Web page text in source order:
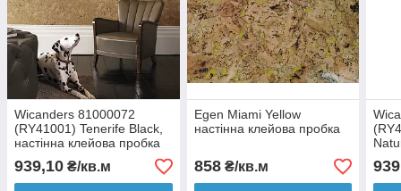
Wicanders 81000072
(RY41001) Tenerife Black,
настінна клейова пробка
Amorim Wise Dekwall
939,10 ₴/кв.м
Egen Miami Yellow
настінна клейова пробка
858₴/кв.м